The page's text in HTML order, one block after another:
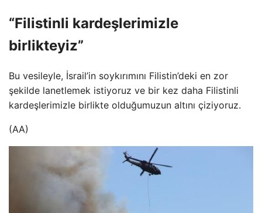
“Filistinli kardeşlerimizle
birlikteyiz”
Bu vesileyle, İsrail’in soykırımını Filistin’deki en zor
şekilde lanetlemek istiyoruz ve bir kez daha Filistinli
kardeşlerimizle birlikte olduğumuzun altını çiziyoruz.
(AA)